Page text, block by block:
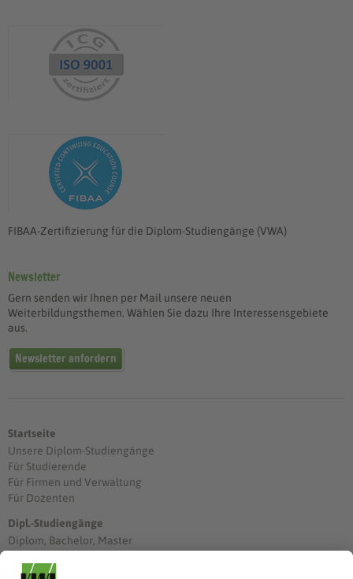
FIBAA-Zertifizierung für die Diplom-Studiengänge (VWA)
Newsletter
Gern senden wir Ihnen per Mail unsere neuen
Weiterbildungsthemen. Wählen Sie dazu Ihre Interessensgebiete
aus.
Newsletter anfordern
Startseite
Unsere Diplom-Studiengänge
Für Studierende
Für Firmen und Verwaltung
Für Dozenten
Dipl.-Studiengänge
Diplom, Bachelor, Master
Stimmen unserer Absolventinnen und Absolventen